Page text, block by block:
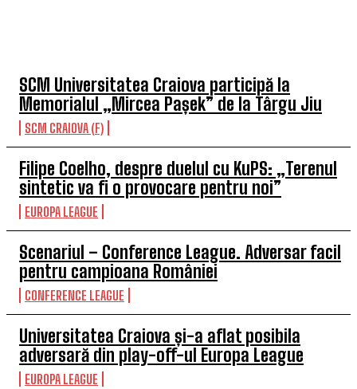
SCM Universitatea Craiova participă la
Memorialul „Mircea Pașek” de la Târgu Jiu
SCM CRAIOVA (F)
Filipe Coelho, despre duelul cu KuPS: „Terenul
sintetic va fi o provocare pentru noi”
EUROPA LEAGUE
Scenariul – Conference League. Adversar facil
pentru campioana României
CONFERENCE LEAGUE
Universitatea Craiova și-a aflat posibila
adversară din play-off-ul Europa League
EUROPA LEAGUE